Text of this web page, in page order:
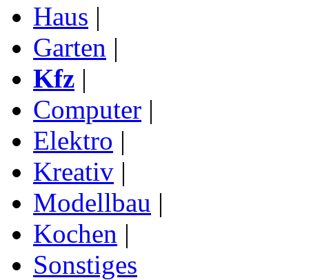
Haus |
Garten |
Kfz |
Computer |
Elektro |
Kreativ |
Modellbau |
Kochen |
Sonstiges